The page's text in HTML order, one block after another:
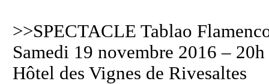
>>SPECTACLE Tablao
Samedi 19 novembre 2016 – 20h
Hôtel des Vignes de Rivesaltes